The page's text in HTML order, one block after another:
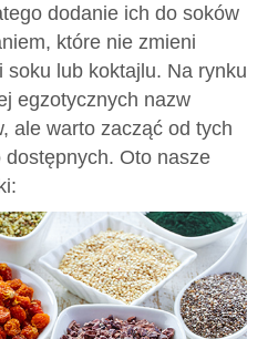
dodanie ich do soków
które nie zmieni
lub koktajlu. Na rynku
egzotycznych nazw
ale warto zacząć od tych
dostępnych. Oto nasze